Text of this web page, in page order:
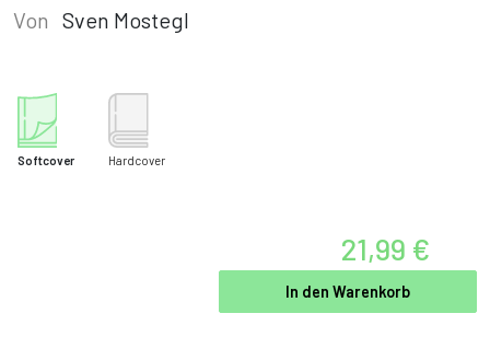
Von Sven Mostegl
Softcover Hardcover
21,99 €
In den Warenkorb